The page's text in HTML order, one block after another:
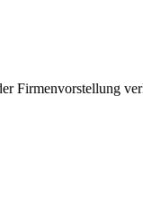
Firmenvorstellung